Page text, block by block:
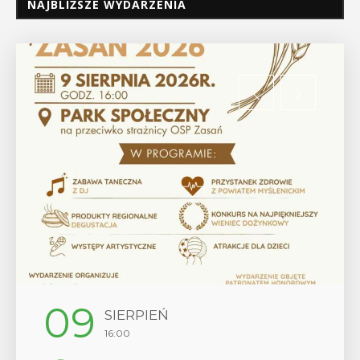
NAJBLIŻSZE WYDARZENIA
SIERPIEŃ